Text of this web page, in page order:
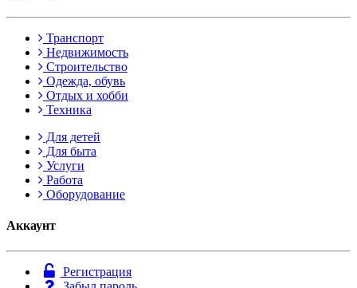
Транспорт
Недвижимость
Строительство
Одежда, обувь
Отдых и хобби
Техника
Для детей
Для быта
Услуги
Работа
Оборудование
Аккаунт
Регистрация